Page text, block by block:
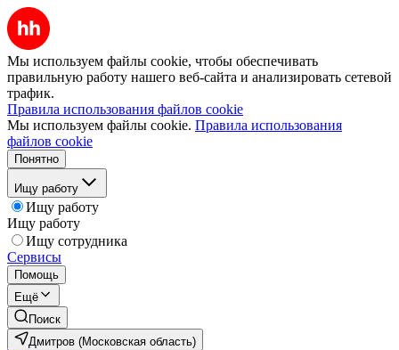
Мы используем файлы cookie, чтобы обеспечивать
правильную работу нашего веб-сайта и анализировать сетевой
трафик.
Правила использования файлов cookie
Мы используем файлы cookie. Правила использования
файлов cookie
Понятно
Ищу работу
Ищу работу
Ищу работу
Ищу сотрудника
Сервисы
Помощь
Ещё
Поиск
Дмитров (Московская область)